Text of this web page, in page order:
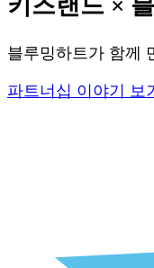
키즈랜드 ×
블루밍하트 가 함께
파트너십 이야기 보